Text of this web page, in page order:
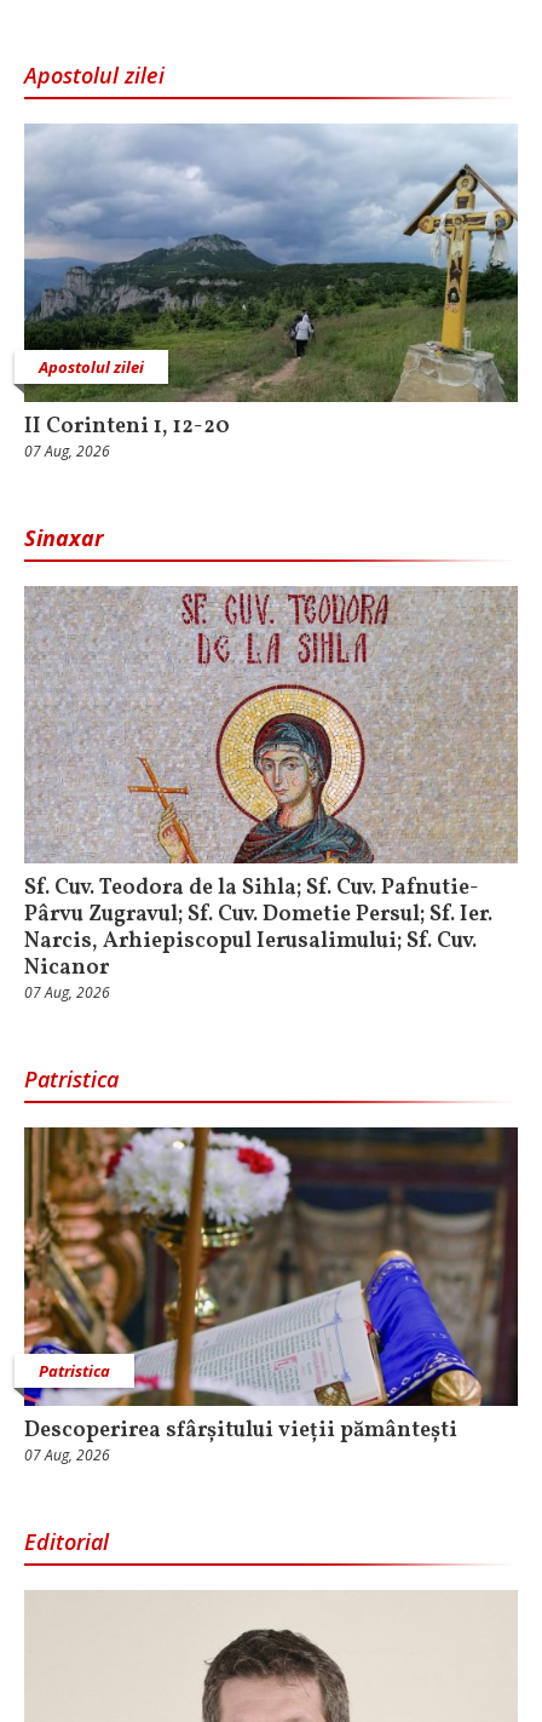
Apostolul zilei
Apostolul zilei
II Corinteni 1, 12-20
07 Aug, 2026
Sinaxar
Sf. Cuv. Teodora de la Sihla; Sf. Cuv. Pafnutie-
Pârvu Zugravul; Sf. Cuv. Dometie Persul; Sf. Ier.
Narcis, Arhiepiscopul Ierusalimului; Sf. Cuv.
Nicanor
07 Aug, 2026
Patristica
Patristica
Descoperirea sfârșitului vieții pământești
07 Aug, 2026
Editorial